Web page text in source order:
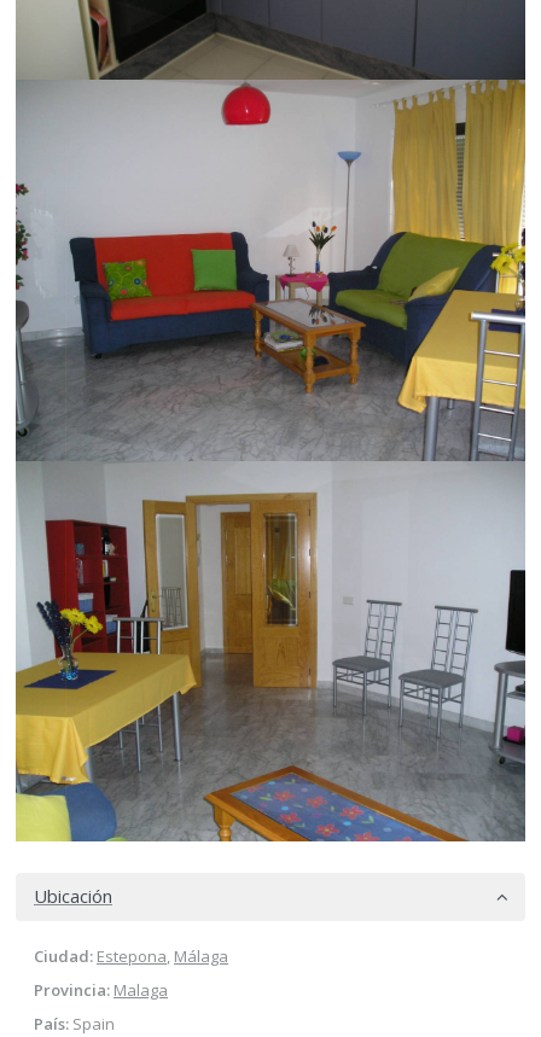
Ubicación
Ciudad: Estepona, Málaga
Provincia: Malaga
País: Spain